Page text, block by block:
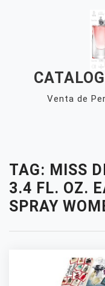
Venta de
TAG: MISS
3.4 FL. OZ.
SPRAY